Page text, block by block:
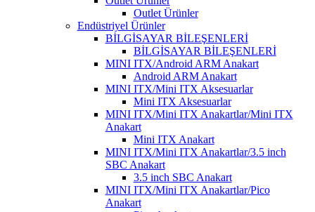
Outlet Ürünler
Endüstriyel Ürünler
BİLGİSAYAR BİLEŞENLERİ
BİLGİSAYAR BİLEŞENLERİ
MINI ITX/Android ARM Anakart
Android ARM Anakart
MINI ITX/Mini ITX Aksesuarlar
Mini ITX Aksesuarlar
MINI ITX/Mini ITX Anakartlar/Mini ITX
Anakart
Mini ITX Anakart
MINI ITX/Mini ITX Anakartlar/3.5 inch
SBC Anakart
3.5 inch SBC Anakart
MINI ITX/Mini ITX Anakartlar/Pico
Anakart